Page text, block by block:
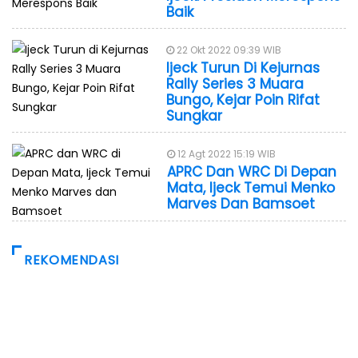
Baik
22 Okt 2022 09:39 WIB
Ijeck Turun Di Kejurnas
Rally Series 3 Muara
Bungo, Kejar Poin Rifat
Sungkar
12 Agt 2022 15:19 WIB
APRC Dan WRC Di Depan
Mata, Ijeck Temui Menko
Marves Dan Bamsoet
REKOMENDASI